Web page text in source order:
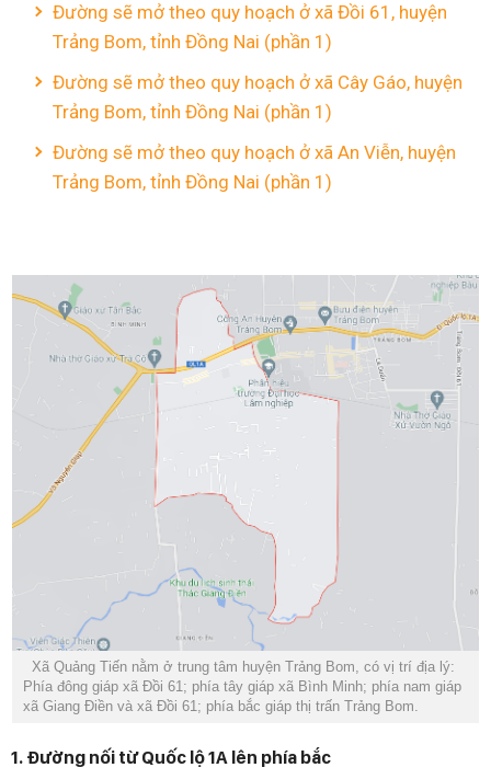
Đường sẽ mở theo quy hoạch ở xã Đồi 61, huyện
Trảng Bom, tỉnh Đồng Nai (phần 1)
Đường sẽ mở theo quy hoạch ở xã Cây Gáo, huyện
Trảng Bom, tỉnh Đồng Nai (phần 1)
Đường sẽ mở theo quy hoạch ở xã An Viễn, huyện
Trảng Bom, tỉnh Đồng Nai (phần 1)
Xã Quảng Tiến nằm ở trung tâm huyện Trảng Bom, có vị trí địa lý:
Phía đông giáp xã Đồi 61; phía tây giáp xã Bình Minh; phía nam giáp
xã Giang Điền và xã Đồi 61; phía bắc giáp thị trấn Trảng Bom.
1. Đường nối từ Quốc lộ 1A lên phía bắc